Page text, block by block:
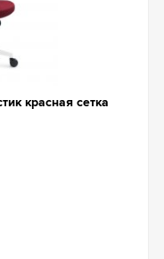
красная сетка